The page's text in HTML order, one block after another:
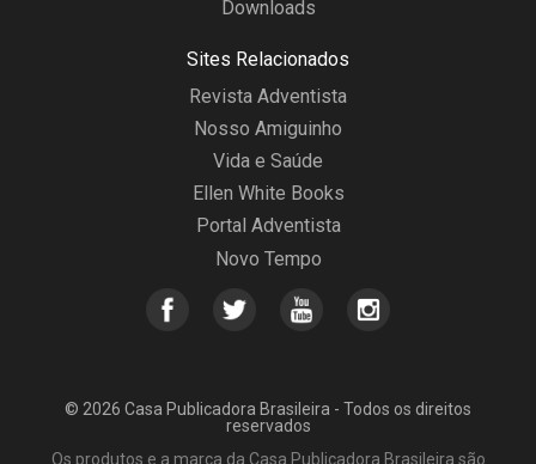
Downloads
Sites Relacionados
Revista Adventista
Nosso Amiguinho
Vida e Saúde
Ellen White Books
Portal Adventista
Novo Tempo
© 2026 Casa Publicadora Brasileira - Todos os direitos
reservados
Os produtos e a marca da Casa Publicadora Brasileira são